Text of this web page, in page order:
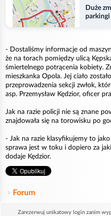
Duże
parkingi
- Dostaliśmy informacje od
że na torach pomiędzy ulicą
śmiertelnego potrącenia kobiety.
mieszkanka Opola. Jej ciało
przeprowadzenia sekcji zwłok,
asp. Przemysław Kędzior, oficer
Jak na razie policji nie są znane
znajdowała się na torowisku po
- Jak na razie klasyfikujemy to
sprawa jest w toku i dopiero za
dodaje Kędzior.
Forum
Zarezerwuj unikatowy login zanim